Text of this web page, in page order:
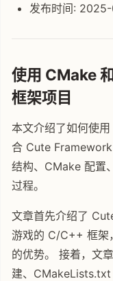
发布时间:
使用 CMake
框架项目
本文介绍了如何使
合 Cute
结构、CMake 配置
过程。
文章首先介绍了
游戏的 C/C++ 框架
的优势。 接着，文
建、